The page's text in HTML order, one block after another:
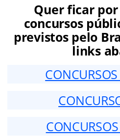
Quer ficar
concursos
previstos pelo
links